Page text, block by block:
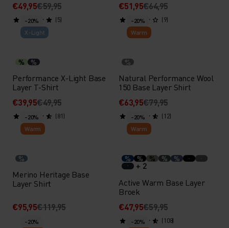
€49,95€59,95
(5)
€51,95€64,95
(9)
-20%
X-Light
% %
Performance X-Light Base
Layer T-Shirt
€39,95€49,95
(81)
-20%
Warm
%
Natural Performance Wool
150 Base Layer Shirt
€63,95€79,95
(12)
-20%
Warm
%
Merino Heritage Base
Layer Shirt
€95,95€119,95
-20%
Warm
% % % % %
+ 2
Active Warm Base Layer
Broek
€47,95€59,95
(108)
-20%
-20%